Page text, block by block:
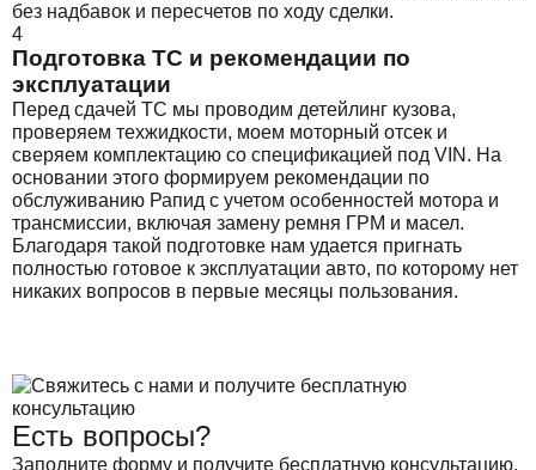
без надбавок и пересчетов по ходу сделки.
4
Подготовка ТС и рекомендации по
эксплуатации
Перед сдачей ТС мы проводим детейлинг кузова,
проверяем техжидкости, моем моторный отсек и
сверяем комплектацию со спецификацией под VIN. На
основании этого формируем рекомендации по
обслуживанию Рапид с учетом особенностей мотора и
трансмиссии, включая замену ремня ГРМ и масел.
Благодаря такой подготовке нам удается пригнать
полностью готовое к эксплуатации авто, по которому нет
никаких вопросов в первые месяцы пользования.
Есть вопросы?
Заполните форму и получите бесплатную консультацию.